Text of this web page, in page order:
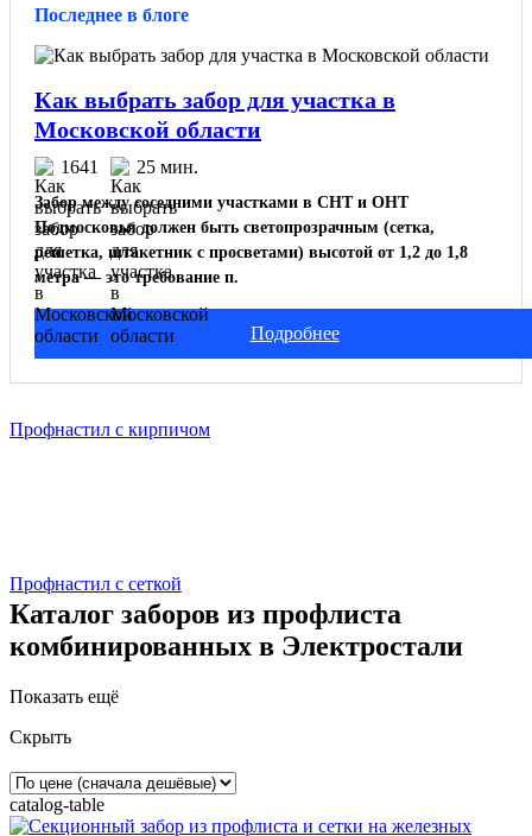
Последнее в блоге
Как выбрать забор для участка в
Московской области
1641 25 мин.
Забор между соседними участками в СНТ и ОНТ
Подмосковья должен быть светопрозрачным (сетка,
решетка, штакетник с просветами) высотой от 1,2 до 1,8
метра — это требование п.
Подробнее
Профнастил с кирпичом
Профнастил с сеткой
Каталог заборов из профлиста
комбинированных в Электростали
Показать ещё
Скрыть
catalog-table